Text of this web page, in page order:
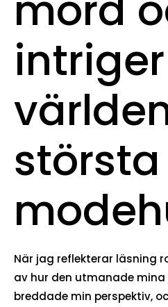
största
När jag reflekterar läsning
av hur den utmanade mina
breddade min perspektiv,